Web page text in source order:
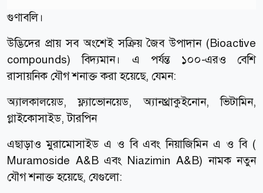
গুণাবলি।
উদ্ভিদের প্রায় সব অংশেই সক্রিয় জৈব উপাদান (Bioactive
compounds) বিদ্যমান। এ পর্যন্ত ১০০-এরও বেশি
রাসায়নিক যৌগ শনাক্ত করা হয়েছে, যেমন:
অ্যালকালয়েড, ফ্ল্যাভোনয়েড, অ্যানথ্রাকুইনোন, ভিটামিন,
গ্লাইকোসাইড, টারপিন
এছাড়াও মুরামোসাইড এ ও বি এবং নিয়াজিমিন এ ও বি (
Muramoside A&B এবং Niazimin A&B) নামক নতুন
যৌগ শনাক্ত হয়েছে, যেগুলো: